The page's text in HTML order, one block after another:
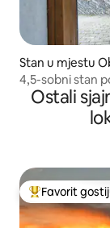
Stan u mjestu
4,5-sobni stan
Ostali
Glavni favorit
Favorit